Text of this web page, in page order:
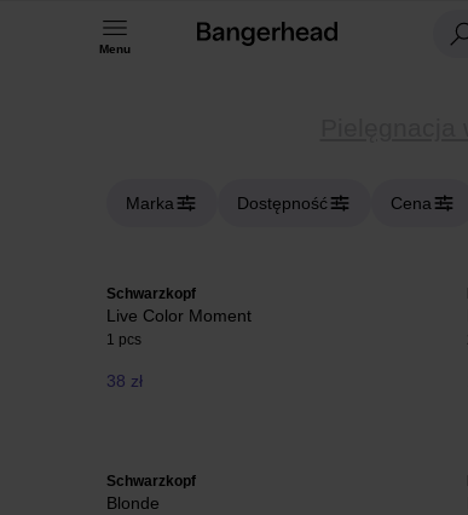
Menu
Marka Dostępność Cena
Schwarzkopf
Live Color Moment
1 pcs
38 zł
Schwarzkopf
Blonde